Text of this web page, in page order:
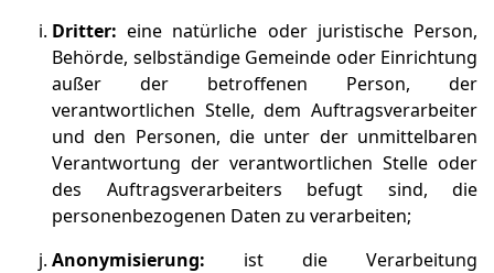
Dritter: eine natürliche oder juristische Person,
Behörde, selbständige Gemeinde oder Einrichtung
außer der betroffenen Person, der
verantwortlichen Stelle, dem Auftragsverarbeiter
und den Personen, die unter der unmittelbaren
Verantwortung der verantwortlichen Stelle oder
des Auftragsverarbeiters befugt sind, die
personenbezogenen Daten zu verarbeiten;
Anonymisierung: ist die Verarbeitung